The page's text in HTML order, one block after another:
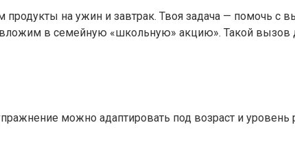
на ужин и завтрак. Твоя задача — помочь с
в семейную «школьную» акцию». Такой вызов
можно адаптировать под возраст и уровень